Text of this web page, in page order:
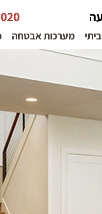
מערכות אבטחה